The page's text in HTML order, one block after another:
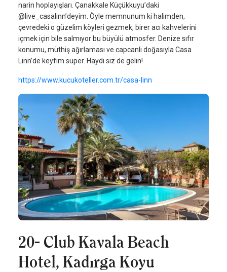
narin hoplayışları. Çanakkale Küçükkuyu’daki
@live_casalinn’deyim. Öyle memnunum ki halimden,
çevredeki o güzelim köyleri gezmek, birer acı kahvelerini
içmek için bile salmıyor bu büyülü atmosfer. Denize sıfır
konumu, müthiş ağırlaması ve capcanlı doğasıyla Casa
Linn’de keyfim süper. Haydi siz de gelin!
https://www.kucukoteller.com.tr/casa-linn
20- Club Kavala Beach
Hotel, Kadırga Koyu